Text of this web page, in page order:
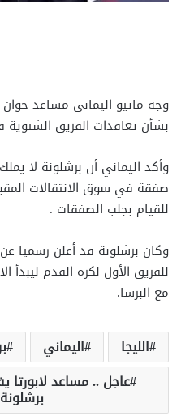
وجه ماتيو اليماني مساعد خوان
بشأن تعاقدات الفريق الشتوية
وأكد اليماني أن برشلونة لا
صفقة في سوق الانتقالات
للقيام بجلب الصفقات .
وكان برشلونة قد أعلن رسميا
للفريق الأول لكرة القدم ليبدأ
مع البرسا.
الليجا اليماني
عاجل .. مساعد لابورتا